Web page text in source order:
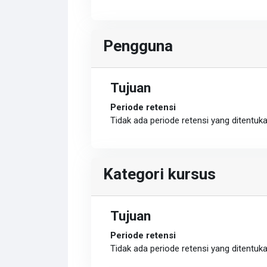
Pengguna
Tujuan
Periode retensi
Tidak ada periode retensi yang
Kategori kursus
Tujuan
Periode retensi
Tidak ada periode retensi yang